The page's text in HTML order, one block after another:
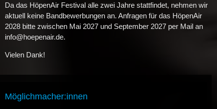
Da das HöpenAir Festival alle zwei Jahre stattfindet, nehmen wir
aktuell keine Bandbewerbungen an. Anfragen für das HöpenAir
2028 bitte zwischen Mai 2027 und September 2027 per Mail an
info@hoepenair.de.
Vielen Dank!
Möglichmacher:innen